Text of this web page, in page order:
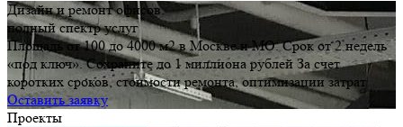
Дизайн и ремонт офисов:
полный спектр услуг
Площадь от 100 до 4000 м2 в Москве и МО. Срок от 2 недель
«под ключ». Сохраните до 1 миллиона рублей За счет
коротких сроков, стоимости ремонта, оптимизации затрат
Оставить заявку
Проекты